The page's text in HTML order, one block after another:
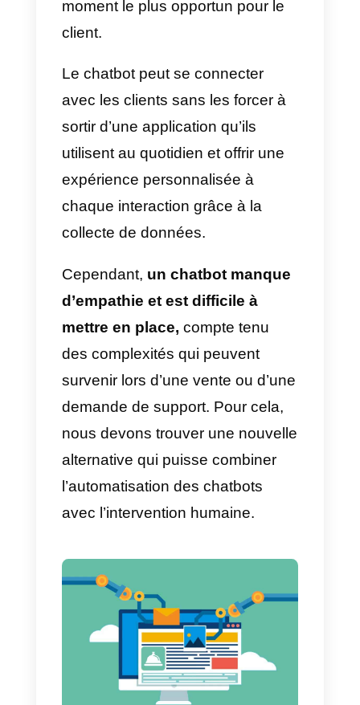
heure personnalisée, en dehors
des heures d’ouverture (option
disponible uniquement si vous
avez défini des heures
d’ouverture dans le profil de
l’activité)
4) Appuyez sur Destinataires
message d’absence. Choisissez
parmi les options suivantes : tout
le monde pour l’envoyer à tout le
monde, tout le monde ne figurant
pas dans votre carnet
tout le monde sauf les clients que
vous sélectionnez, ou envoyer
uniquement aux clients
5) Appuyez sur Enregistrer.
Remarque:votre appareil doit
disposer d’une connexion